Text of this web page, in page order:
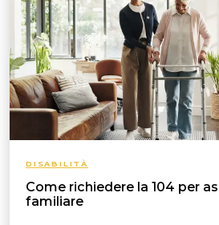
DISABILITÀ
Come richiedere la 104 per
familiare